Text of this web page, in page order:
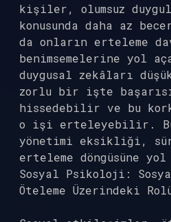
kişiler, olumsuz
konusunda daha az
da onların erteleme
benimsemelerine yol
duygusal zekâları
zorlu bir işte
hissedebilir ve bu
o işi erteleyebilir.
yönetimi eksikliği,
erteleme döngüsüne
Sosyal Psikoloji:
Öteleme Üzerindeki